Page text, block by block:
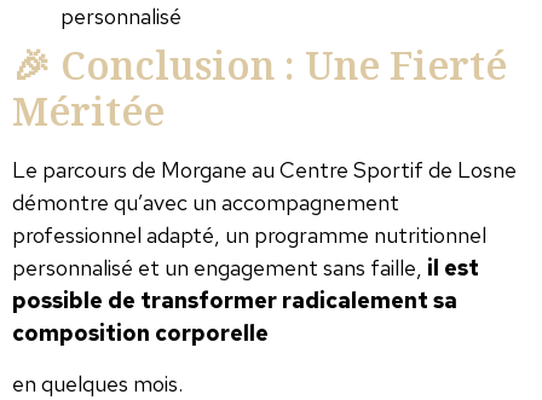
personnalisé
🎉 Conclusion : Une Fierté
Méritée
Le parcours de Morgane au Centre Sportif de Losne
démontre qu’avec un accompagnement
professionnel adapté, un programme nutritionnel
personnalisé et un engagement sans faille, il est
possible de transformer radicalement sa
composition corporelle
en quelques mois.